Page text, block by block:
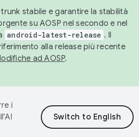
stabile e garantire la stabilità
su AOSP nel secondo e nel
android-latest-release . Il
alla release più recente
ad AOSP.
i